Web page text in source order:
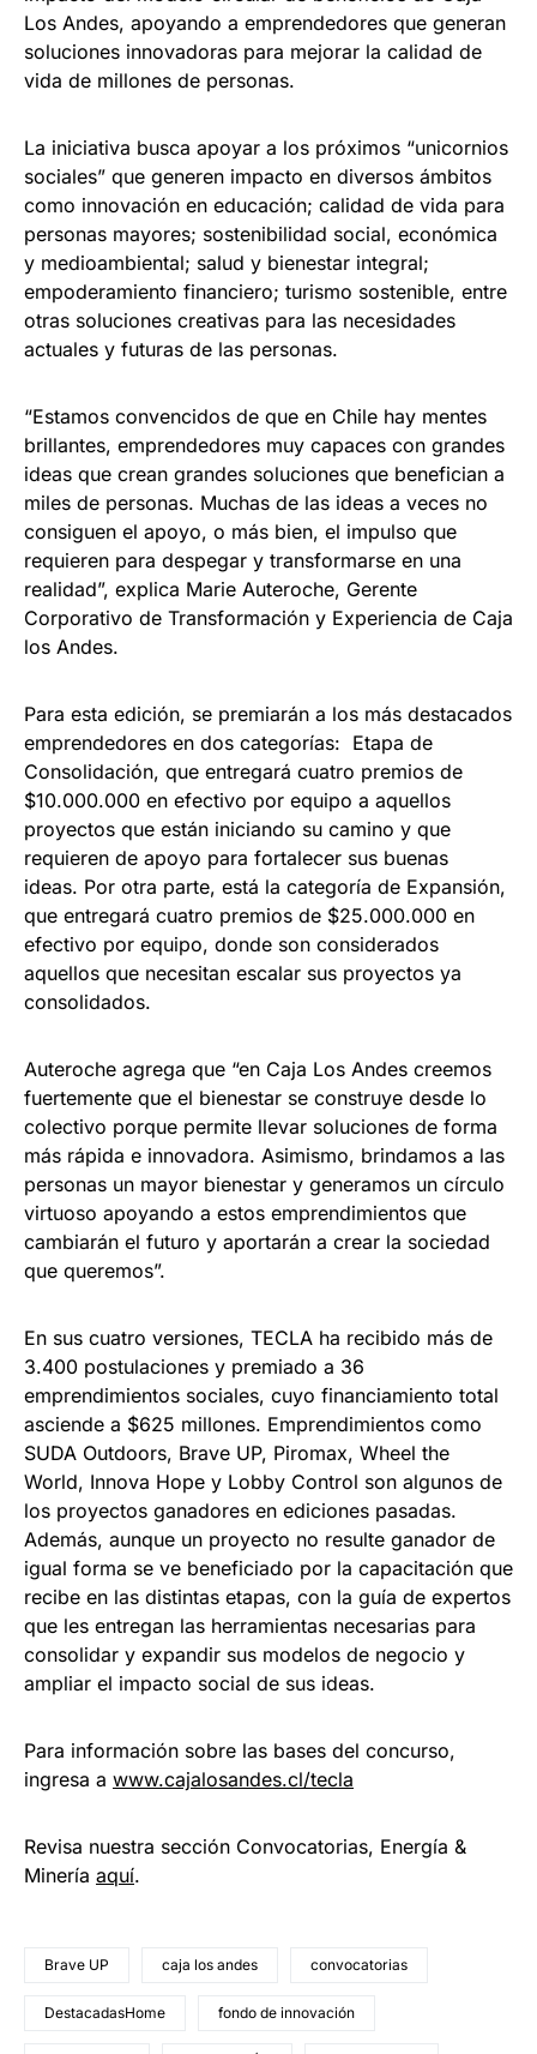
Los Andes, apoyando a emprendedores que generan
soluciones innovadoras para mejorar la calidad de
vida de millones de personas.
La iniciativa busca apoyar a los próximos “unicornios
sociales” que generen impacto en diversos ámbitos
como innovación en educación; calidad de vida para
personas mayores; sostenibilidad social, económica
y medioambiental; salud y bienestar integral;
empoderamiento financiero; turismo sostenible, entre
otras soluciones creativas para las necesidades
actuales y futuras de las personas.
“Estamos convencidos de que en Chile hay mentes
brillantes, emprendedores muy capaces con grandes
ideas que crean grandes soluciones que benefician a
miles de personas. Muchas de las ideas a veces no
consiguen el apoyo, o más bien, el impulso que
requieren para despegar y transformarse en una
realidad”, explica Marie Auteroche, Gerente
Corporativo de Transformación y Experiencia de Caja
los Andes.
Para esta edición, se premiarán a los más destacados
emprendedores en dos categorías: Etapa de
Consolidación, que entregará cuatro premios de
$10.000.000 en efectivo por equipo a aquellos
proyectos que están iniciando su camino y que
requieren de apoyo para fortalecer sus buenas
ideas. Por otra parte, está la categoría de Expansión,
que entregará cuatro premios de $25.000.000 en
efectivo por equipo, donde son considerados
aquellos que necesitan escalar sus proyectos ya
consolidados.
Auteroche agrega que “en Caja Los Andes creemos
fuertemente que el bienestar se construye desde lo
colectivo porque permite llevar soluciones de forma
más rápida e innovadora. Asimismo, brindamos a las
personas un mayor bienestar y generamos un círculo
virtuoso apoyando a estos emprendimientos que
cambiarán el futuro y aportarán a crear la sociedad
que queremos”.
En sus cuatro versiones, TECLA ha recibido más de
3.400 postulaciones y premiado a 36
emprendimientos sociales, cuyo financiamiento total
asciende a $625 millones. Emprendimientos como
SUDA Outdoors, Brave UP, Piromax, Wheel the
World, Innova Hope y Lobby Control son algunos de
los proyectos ganadores en ediciones pasadas.
Además, aunque un proyecto no resulte ganador de
igual forma se ve beneficiado por la capacitación que
recibe en las distintas etapas, con la guía de expertos
que les entregan las herramientas necesarias para
consolidar y expandir sus modelos de negocio y
ampliar el impacto social de sus ideas.
Para información sobre las bases del concurso,
ingresa a www.cajalosandes.cl/tecla
Revisa nuestra sección Convocatorias, Energía &
Minería aquí.
Brave UP caja los andes convocatorias
DestacadasHome fondo de innovación